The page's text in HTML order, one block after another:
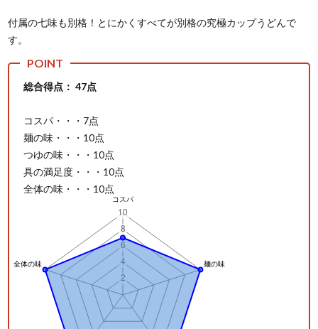
付属の七味も別格！とにかくすべてが別格の究極カップうどんで
す。
総合得点： 47点
コスパ・・・7点
麺の味・・・10点
つゆの味・・・10点
具の満足度・・・10点
全体の味・・・10点